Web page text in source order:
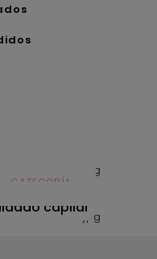
CATEGORÍA
Solarescapilar